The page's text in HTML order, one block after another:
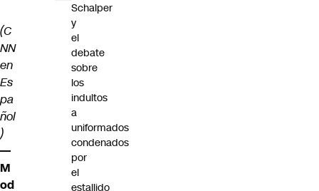
(C
NN
en
Es
pa
ñol
)
—
M
od
Schalper
y
el
debate
sobre
los
indultos
a
uniformados
condenados
por
el
estallido